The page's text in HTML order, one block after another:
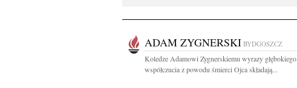
ADAM ZYGNERSKI BYDGOSZCZ
Koledze Adamowi Zygnerskiemu wyrazy głębokiego
współczucia z powodu śmierci Ojca składają...